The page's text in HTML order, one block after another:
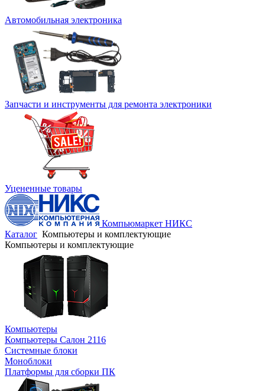
Автомобильная электроника
Запчасти и инструменты для ремонта электроники
Уцененные товары
Компьюмаркет НИКС
Каталог Компьютеры и комплектующие
Компьютеры и комплектующие
Компьютеры
Компьютеры Салон 2116
Системные блоки
Моноблоки
Платформы для сборки ПК